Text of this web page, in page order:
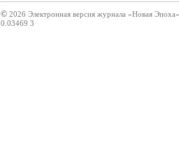
© 2026 Электронная версия журнала «Новая Эпоха»
0.03469 3